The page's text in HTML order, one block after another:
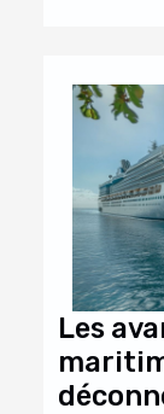
Les